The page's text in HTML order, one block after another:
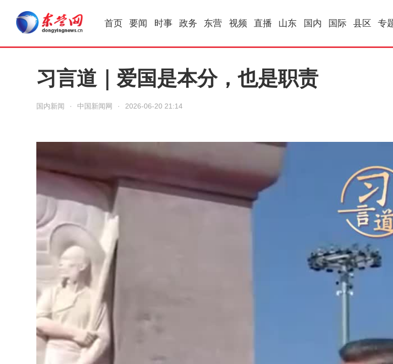
首页 要闻 时事 政务 东营 视频 直播 山东 国内 国际 县区 专
习言道｜爱国是本分，也是职责
国内新闻 · 中国新闻网 · 2026-06-20 21:14